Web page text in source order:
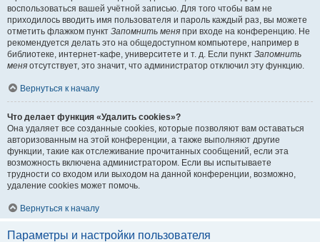
воспользоваться вашей учётной записью. Для того чтобы вам не
приходилось вводить имя пользователя и пароль каждый раз, вы можете
отметить флажком пункт Запомнить меня при входе на конференцию. Не
рекомендуется делать это на общедоступном компьютере, например в
библиотеке, интернет-кафе, университете и т. д. Если пункт Запомнить
меня отсутствует, это значит, что администратор отключил эту функцию.
Вернуться к началу
Что делает функция «Удалить cookies»?
Она удаляет все созданные cookies, которые позволяют вам оставаться
авторизованным на этой конференции, а также выполняют другие
функции, такие как отслеживание прочитанных сообщений, если эта
возможность включена администратором. Если вы испытываете
трудности со входом или выходом на данной конференции, возможно,
удаление cookies может помочь.
Вернуться к началу
Параметры и настройки пользователя